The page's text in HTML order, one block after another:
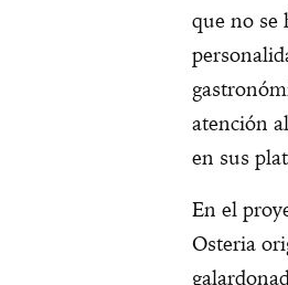
que no se
atención
en sus
En el
Osteria